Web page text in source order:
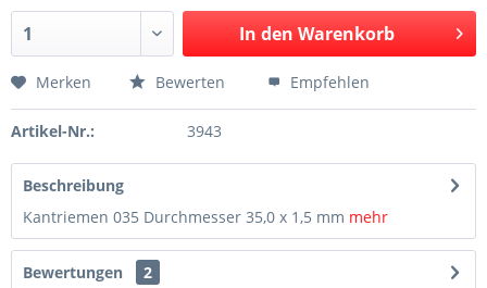
In den Warenkorb
Merken Bewerten Empfehlen
Artikel-Nr.: 3943
Beschreibung
Kantriemen 035 Durchmesser 35,0 x 1,5 mm mehr
Bewertungen
2